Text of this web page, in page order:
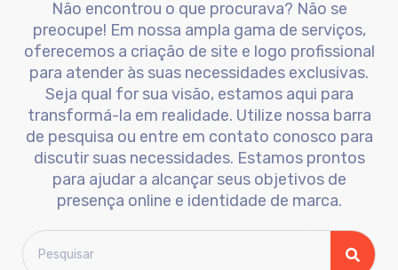
Não encontrou o que procurava? Não se
preocupe! Em nossa ampla gama de serviços,
oferecemos a criação de site e logo profissional
para atender às suas necessidades exclusivas.
Seja qual for sua visão, estamos aqui para
transformá-la em realidade. Utilize nossa barra
de pesquisa ou entre em contato conosco para
discutir suas necessidades. Estamos prontos
para ajudar a alcançar seus objetivos de
presença online e identidade de marca.